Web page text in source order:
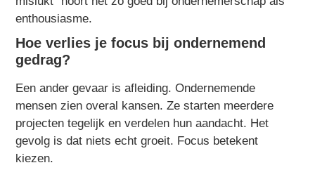
enthousiasme.
Hoe verlies je focus bij ondernemend
gedrag?
Een ander gevaar is afleiding. Ondernemende
mensen zien overal kansen. Ze starten meerdere
projecten tegelijk en verdelen hun aandacht. Het
gevolg is dat niets echt groeit. Focus betekent
kiezen.